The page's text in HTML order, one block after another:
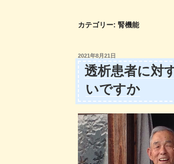
カテゴリー: 腎機能
投
稿
日:
2021年8月21日
透析患者に対
いですか